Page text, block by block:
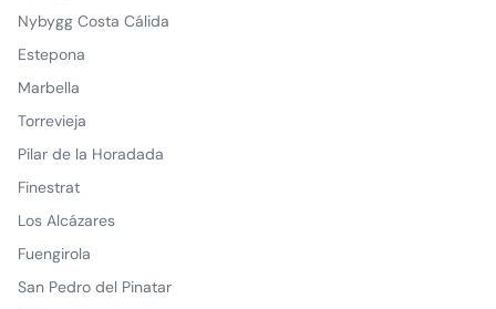
Nybygg Costa Cálida
Estepona
Marbella
Torrevieja
Pilar de la Horadada
Finestrat
Los Alcázares
Fuengirola
San Pedro del Pinatar